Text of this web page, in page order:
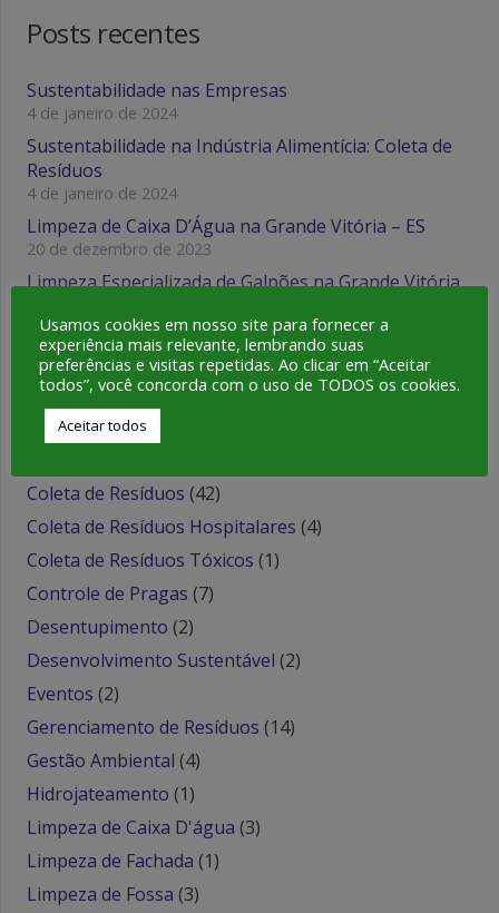
Posts recentes
Sustentabilidade nas Empresas
4 de janeiro de 2024
Sustentabilidade na Indústria Alimentícia: Coleta de
Resíduos
4 de janeiro de 2024
Limpeza de Caixa D’Água na Grande Vitória – ES
20 de dezembro de 2023
Limpeza Especializada de Galpões na Grande Vitória
20 de dezembro de 2023
Estratégias Eficientes para Controle de Pragas
22 de novembro de 2023
Categorias
Coleta de Resíduos (42)
Coleta de Resíduos Hospitalares (4)
Coleta de Resíduos Tóxicos (1)
Controle de Pragas (7)
Desentupimento (2)
Desenvolvimento Sustentável (2)
Eventos (2)
Gerenciamento de Resíduos (14)
Gestão Ambiental (4)
Hidrojateamento (1)
Limpeza de Caixa D'água (3)
Limpeza de Fachada (1)
Limpeza de Fossa (3)
Usamos cookies em nosso site para fornecer a
experiência mais relevante, lembrando suas
preferências e visitas repetidas. Ao clicar em “Aceitar
todos”, você concorda com o uso de TODOS os cookies.
Aceitar todos